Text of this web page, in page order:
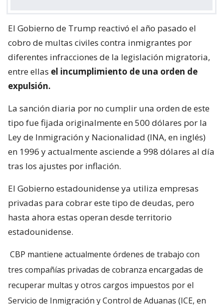
El Gobierno de Trump reactivó el año pasado el
cobro de multas civiles contra inmigrantes por
diferentes infracciones de la legislación migratoria,
entre ellas el incumplimiento de una orden de
expulsión.
La sanción diaria por no cumplir una orden de este
tipo fue fijada originalmente en 500 dólares por la
Ley de Inmigración y Nacionalidad (INA, en inglés)
en 1996 y actualmente asciende a 998 dólares al día
tras los ajustes por inflación.
El Gobierno estadounidense ya utiliza empresas
privadas para cobrar este tipo de deudas, pero
hasta ahora estas operan desde territorio
estadounidense.
CBP mantiene actualmente órdenes de trabajo con
tres compañías privadas de cobranza encargadas de
recuperar multas y otros cargos impuestos por el
Servicio de Inmigración y Control de Aduanas (ICE, en